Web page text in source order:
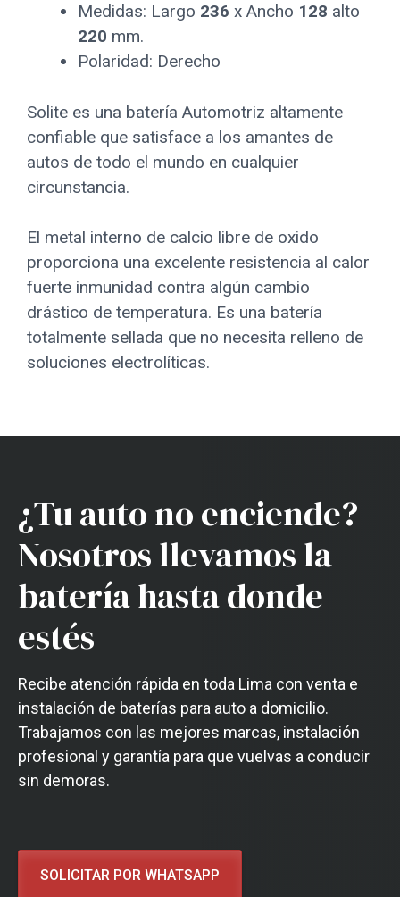
Medidas: Largo 236 x Ancho 128 alto
220 mm.
Polaridad: Derecho
Solite es una batería Automotriz altamente
confiable que satisface a los amantes de
autos de todo el mundo en cualquier
circunstancia.
El metal interno de calcio libre de oxido
proporciona una excelente resistencia al calor
fuerte inmunidad contra algún cambio
drástico de temperatura. Es una batería
totalmente sellada que no necesita relleno de
soluciones electrolíticas.
¿Tu auto no enciende?
Nosotros llevamos la
batería hasta donde
estés
Recibe atención rápida en toda Lima con venta e
instalación de baterías para auto a domicilio.
Trabajamos con las mejores marcas, instalación
profesional y garantía para que vuelvas a conducir
sin demoras.
SOLICITAR POR WHATSAPP